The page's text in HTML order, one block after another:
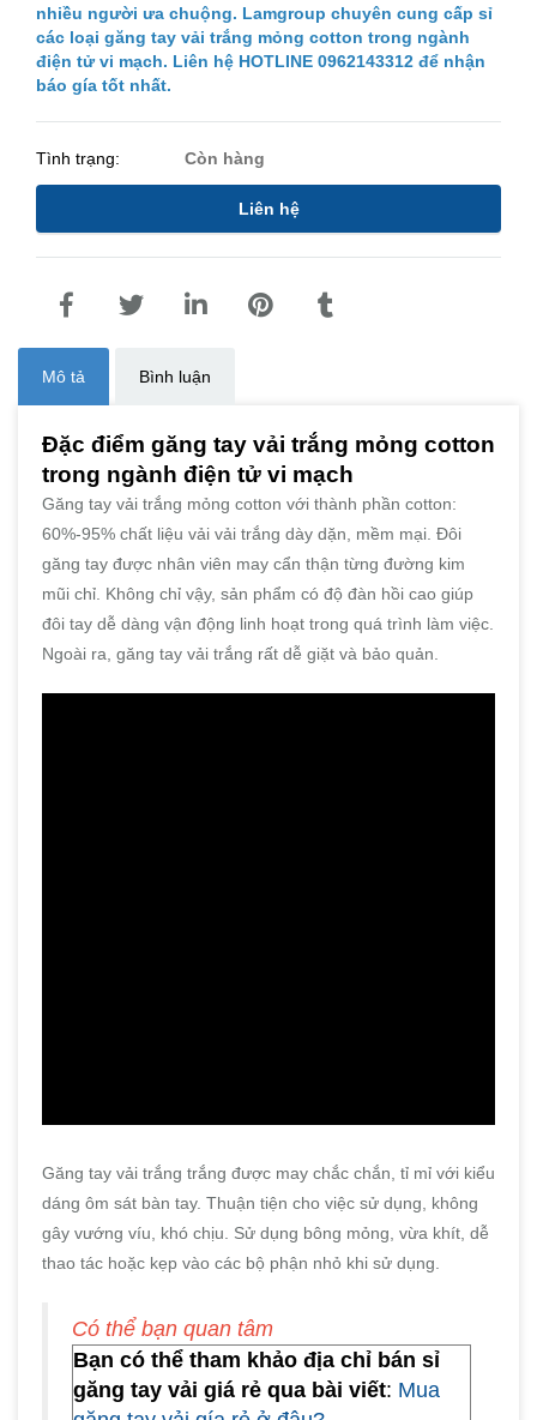
nhiều người ưa chuộng. Lamgroup chuyên cung cấp sỉ
các loại găng tay vải trắng mỏng cotton trong ngành
điện tử vi mạch. Liên hệ HOTLINE 0962143312 để nhận
báo gía tốt nhất.
Tình trạng: Còn hàng
Liên hệ
Mô tả Bình luận
Đặc điểm găng tay vải trắng mỏng cotton
trong ngành điện tử vi mạch
Găng tay vải trắng mỏng cotton với thành phần cotton:
60%-95% chất liệu vải vải trắng dày dặn, mềm mại. Đôi
găng tay được nhân viên may cẩn thận từng đường kim
mũi chỉ. Không chỉ vậy, sản phẩm có độ đàn hồi cao giúp
đôi tay dễ dàng vận động linh hoạt trong quá trình làm việc.
Ngoài ra, găng tay vải trắng rất dễ giặt và bảo quản.
Găng tay vải trắng trắng được may chắc chắn, tỉ mỉ với kiểu
dáng ôm sát bàn tay. Thuận tiện cho việc sử dụng, không
gây vướng víu, khó chịu. Sử dụng bông mỏng, vừa khít, dễ
thao tác hoặc kẹp vào các bộ phận nhỏ khi sử dụng.
Có thể bạn quan tâm
Bạn có thể tham khảo địa chỉ bán sỉ
găng tay vải giá rẻ qua bài viết: Mua